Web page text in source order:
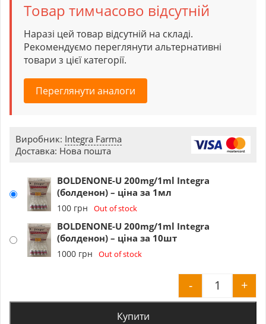
Товар тимчасово відсутній
Наразі цей товар відсутній на складі.
Рекомендуємо переглянути альтернативні
товари з цієї категорії.
Переглянути аналоги
Виробник: Integra Farma
Доставка: Нова пошта
BOLDENONE-U 200mg/1ml Integra
(болденон) – ціна за 1мл
100 грн Out of stock
BOLDENONE-U 200mg/1ml Integra
(болденон) – ціна за 10шт
1000 грн Out of stock
- +
Купити